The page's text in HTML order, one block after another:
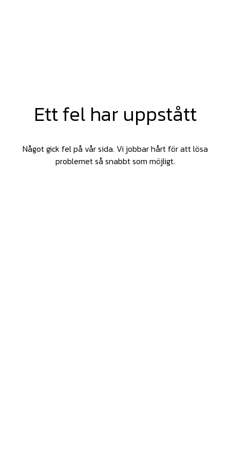
Ett fel har uppstått
Något gick fel på vår sida. Vi jobbar hårt för att lösa
problemet så snabbt som möjligt.